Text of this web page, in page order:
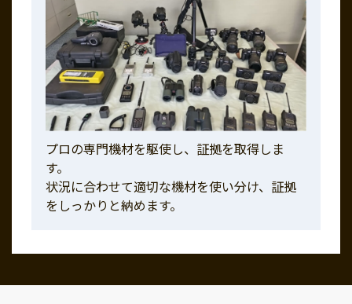
プロの専門機材を駆使し、証拠を取得しま
す。
状況に合わせて適切な機材を使い分け、証拠
をしっかりと納めます。